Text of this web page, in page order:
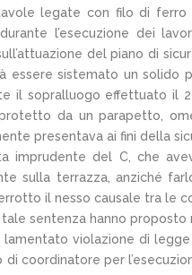
legate con filo di
l’esecuzione dei
del piano di
essere sistemato un solido
il sopralluogo effettuato il
da un parapetto,
presentava ai fini della
imprudente del C, che
sulla terrazza, anziché
il nesso causale tra le
sentenza hanno proposto
lamentato violazione di
di coordinatore per